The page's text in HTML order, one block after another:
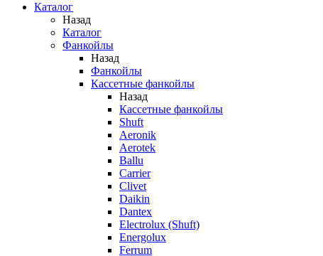
Каталог
Назад
Каталог
Фанкойлы
Назад
Фанкойлы
Кассетные фанкойлы
Назад
Кассетные фанкойлы
Shuft
Aeronik
Aerotek
Ballu
Carrier
Clivet
Daikin
Dantex
Electrolux (Shuft)
Energolux
Ferrum